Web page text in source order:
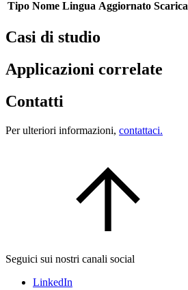
Tipo Nome Lingua Aggiornato Scarica
Casi di studio
Applicazioni correlate
Contatti
Per ulteriori informazioni, contattaci.
Seguici sui nostri canali social
LinkedIn